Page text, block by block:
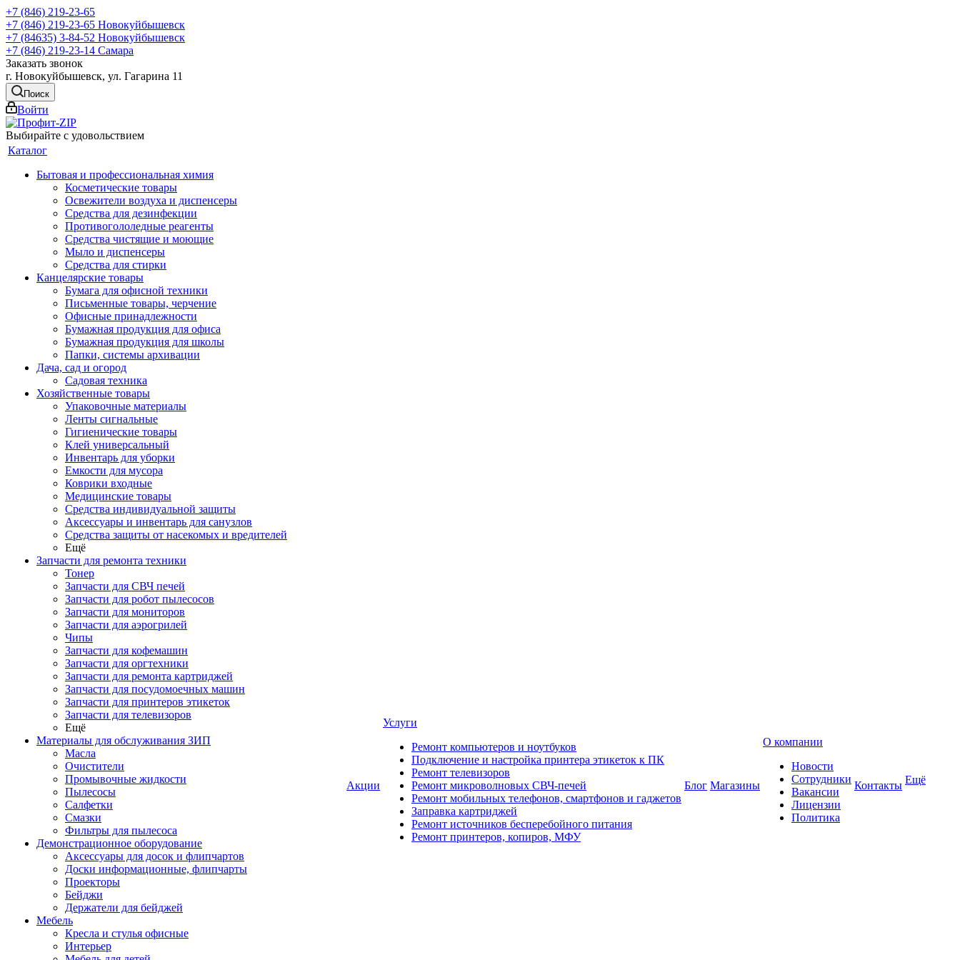
+7 (846) 219-23-65
+7 (846) 219-23-65 Новокуйбышевск
+7 (84635) 3-84-52 Новокуйбышевск
+7 (846) 219-23-14 Самара
Заказать звонок
г. Новокуйбышевск, ул. Гагарина 11
Поиск
Войти
Выбирайте с удовольствием
Каталог
Бытовая и профессиональная химия
Косметические товары
Освежители воздуха и диспенсеры
Средства для дезинфекции
Противогололедные реагенты
Средства чистящие и моющие
Мыло и диспенсеры
Средства для стирки
Канцелярские товары
Бумага для офисной техники
Письменные товары, черчение
Офисные принадлежности
Бумажная продукция для офиса
Бумажная продукция для школы
Папки, системы архивации
Дача, сад и огород
Садовая техника
Хозяйственные товары
Упаковочные материалы
Ленты сигнальные
Гигиенические товары
Клей универсальный
Инвентарь для уборки
Емкости для мусора
Коврики входные
Медицинские товары
Средства индивидуальной защиты
Аксессуары и инвентарь для санузлов
Средства защиты от насекомых и вредителей
Ещё
Запчасти для ремонта техники
Тонер
Запчасти для СВЧ печей
Запчасти для робот пылесосов
Запчасти для мониторов
Запчасти для аэрогрилей
Чипы
Запчасти для кофемашин
Запчасти для оргтехники
Запчасти для ремонта картриджей
Запчасти для посудомоечных машин
Запчасти для принтеров этикеток
Запчасти для телевизоров
Ещё
Материалы для обслуживания ЗИП
Масла
Очистители
Промывочные жидкости
Пылесосы
Салфетки
Смазки
Фильтры для пылесоса
Демонстрационное оборудование
Аксессуары для досок и флипчартов
Доски информационные, флипчарты
Проекторы
Бейджи
Держатели для бейджей
Мебель
Кресла и стулья офисные
Интерьер
Акции
Услуги
Ремонт компьютеров и ноутбуков
Подключение и настройка принтера этикеток к ПК
Ремонт телевизоров
Ремонт микроволновых СВЧ-печей
Ремонт мобильных телефонов, смартфонов и гаджетов
Заправка картриджей
Ремонт источников бесперебойного питания
Ремонт принтеров, копиров, МФУ
Блог Магазины
О компании
Новости
Сотрудники
Вакансии
Лицензии
Политика
Контакты Ещё